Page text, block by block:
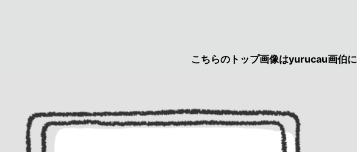
こちらのトップ画像はyurucau画伯に作成し